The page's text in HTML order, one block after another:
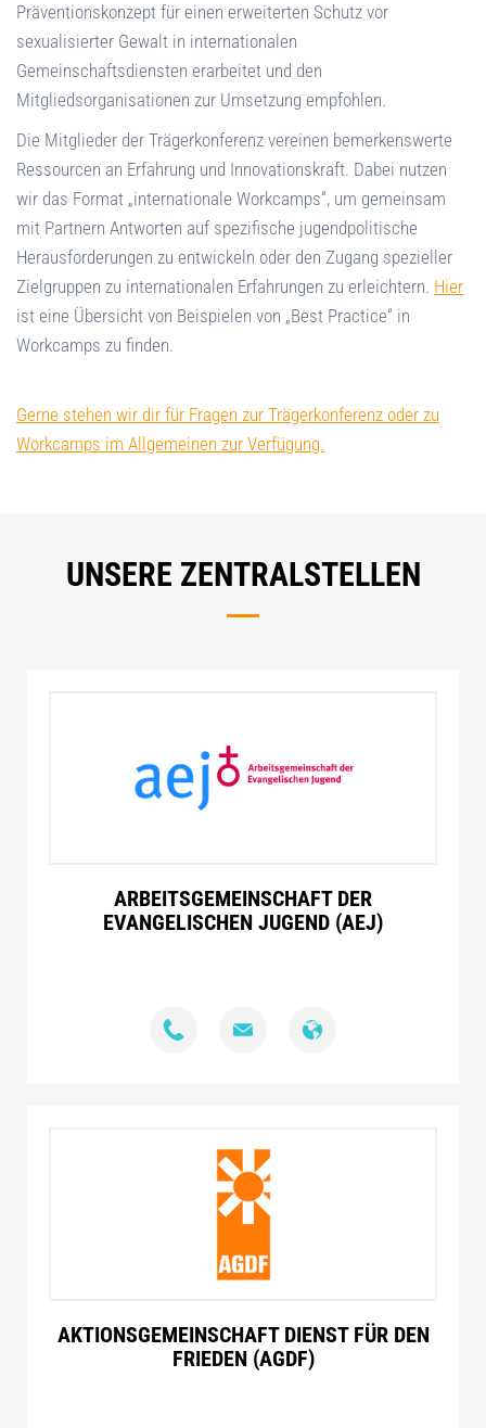
Präventionskonzept für einen erweiterten Schutz vor
sexualisierter Gewalt in internationalen
Gemeinschaftsdiensten erarbeitet und den
Mitgliedsorganisationen zur Umsetzung empfohlen.
Die Mitglieder der Trägerkonferenz vereinen bemerkenswerte
Ressourcen an Erfahrung und Innovationskraft. Dabei nutzen
wir das Format „internationale Workcamps“, um gemeinsam
mit Partnern Antworten auf spezifische jugendpolitische
Herausforderungen zu entwickeln oder den Zugang spezieller
Zielgruppen zu internationalen Erfahrungen zu erleichtern. Hier
ist eine Übersicht von Beispielen von „Best Practice“ in
Workcamps zu finden.
Gerne stehen wir dir für Fragen zur Trägerkonferenz oder zu
Workcamps im Allgemeinen zur Verfügung.
UNSERE ZENTRALSTELLEN
AKTIONSGEMEINSCHAFT DIENST FÜR DEN
FRIEDEN (AGDF)
ARBEITSGEMEINSCHAFT DER
EVANGELISCHEN JUGEND (AEJ)